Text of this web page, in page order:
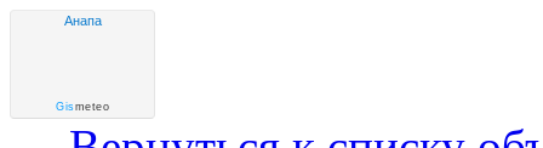
Анапа
Gismeteo